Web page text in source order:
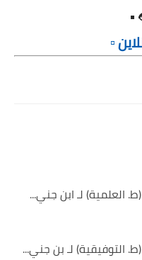
▪️
▫️
العلمية) لـ ابن جني...
التوفيقية) لـ بن جني...